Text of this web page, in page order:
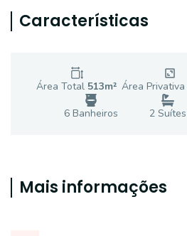
Características
Área Total 513m² Área Privativa
6Banheiros 2 Suítes
Mais informações